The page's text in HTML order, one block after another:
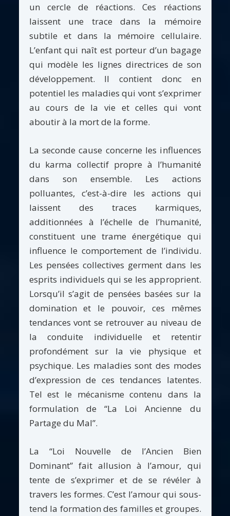
un cercle de réactions. Ces réactions
laissent une trace dans la mémoire
subtile et dans la mémoire cellulaire.
L’enfant qui naît est porteur d’un bagage
qui modèle les lignes directrices de son
développement. Il contient donc en
potentiel les maladies qui vont s’exprimer
au cours de la vie et celles qui vont
aboutir à la mort de la forme.
La seconde cause concerne les influences
du karma collectif propre à l’humanité
dans son ensemble. Les actions
polluantes, c’est-à-dire les actions qui
laissent des traces karmiques,
additionnées à l’échelle de l’humanité,
constituent une trame énergétique qui
influence le comportement de l’individu.
Les pensées collectives germent dans les
esprits individuels qui se les approprient.
Lorsqu’il s’agit de pensées basées sur la
domination et le pouvoir, ces mêmes
tendances vont se retrouver au niveau de
la conduite individuelle et retentir
profondément sur la vie physique et
psychique. Les maladies sont des modes
d’expression de ces tendances latentes.
Tel est le mécanisme contenu dans la
formulation de “La Loi Ancienne du
Partage du Mal”.
La “Loi Nouvelle de l’Ancien Bien
Dominant” fait allusion à l’amour, qui
tente de s’exprimer et de se révéler à
travers les formes. C’est l’amour qui sous-
tend la formation des familles et groupes.